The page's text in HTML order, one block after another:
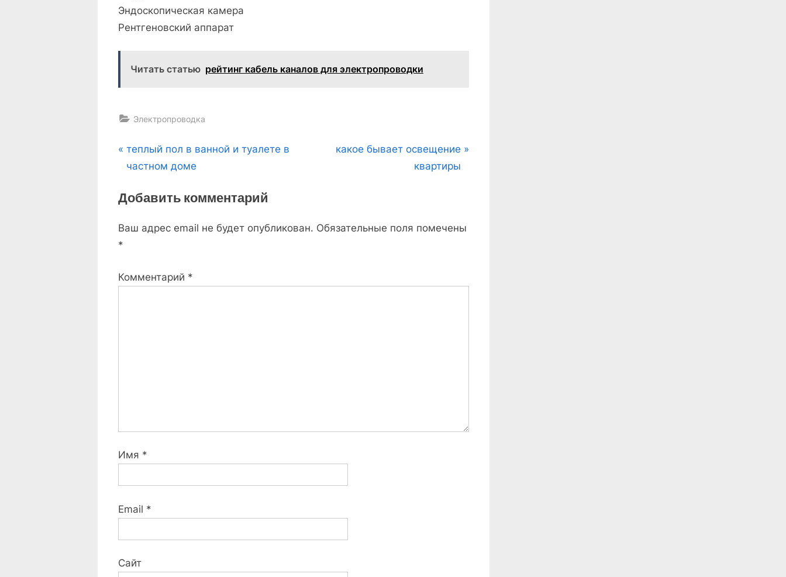
Эндоскопическая камера
Рентгеновский аппарат
Читать статью рейтинг кабель каналов для электропроводки
Электропроводка
Навигация
записям
P
r
v
o
P
теплый пол в ванной и туалете в
частном доме
N
o
:
какое бывает освещение
квартиры
Добавить комментарий
Ваш адрес email не будет опубликован. Обязательные поля помечены
*
Комментарий *
Имя *
Email *
Сайт